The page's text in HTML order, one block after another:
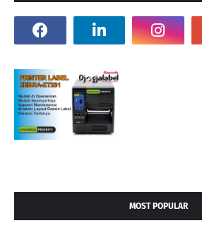
MOST POPULAR